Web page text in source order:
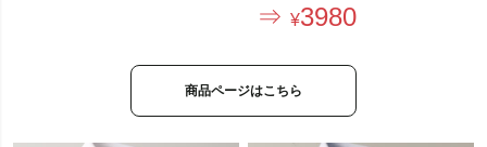
3980
商品ページはこちら